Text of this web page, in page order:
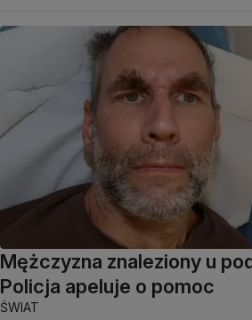
Mężczyzna znaleziony u
Policja apeluje o pomoc
ŚWIAT